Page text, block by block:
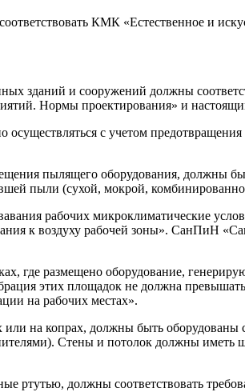
КМК «Естественное и
зданий и сооружений должны
Нормы проектирования» и
с учетом
пылящего оборудования, должны
пыли (сухой, мокрой,
рабочих микроклиматические
к воздуху рабочей зоны». СанПиН
где размещено оборудование,
этих площадок не должна
на рабочих местах».
на копрах, должны быть оборудованы
Стены и потолок должны
ртутью, должны соответствовать